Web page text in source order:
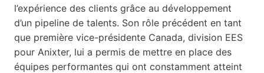
l’expérience des clients grâce au développement
d’un pipeline de talents. Son rôle précédent en tant
que première vice-présidente Canada, division EES
pour Anixter, lui a permis de mettre en place des
équipes performantes qui ont constamment atteint